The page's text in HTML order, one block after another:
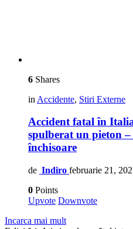
6 Shares
in Accidente, Stiri Externe
Accident fatal în
spulberat un pieton
închisoare
de Indiro februarie 21,
0 Points
Upvote Downvote
Incarca mai mult